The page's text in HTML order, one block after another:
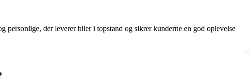
personlige, der leverer biler i topstand og sikrer kunderne en god oplevelse